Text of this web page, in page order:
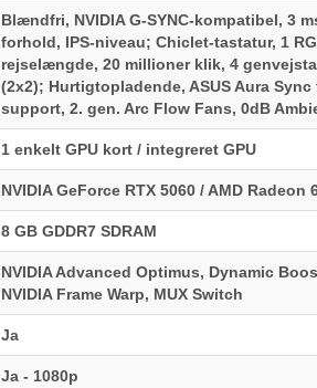
Blændfri, NVIDIA G-SYNC-kompatibel, 3
forhold, IPS-niveau; Chiclet-tastatur, 1
rejselængde, 20 millioner klik, 4
(2x2); Hurtigtopladende, ASUS Aura
support, 2. gen. Arc Flow Fans, 0dB
1 enkelt GPU kort / integreret GPU
NVIDIA GeForce RTX 5060 / AMD Radeon
8 GB GDDR7 SDRAM
NVIDIA Advanced Optimus, Dynamic
NVIDIA Frame Warp, MUX Switch
Ja
Ja - 1080p